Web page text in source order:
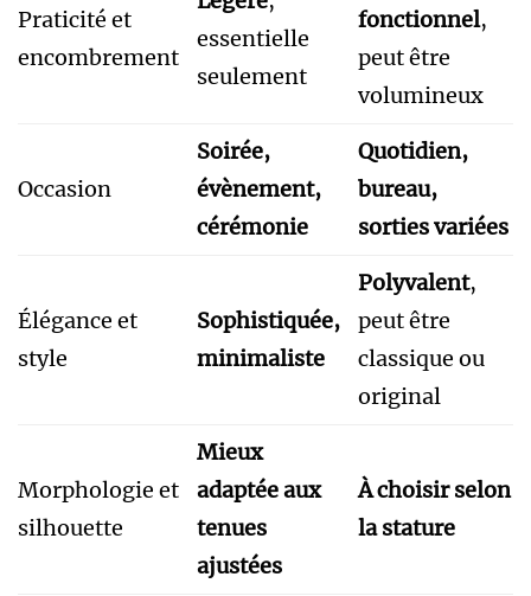
Praticité et
encombrement
essentielle
seulement
fonctionnel,
peut être
volumineux
Occasion
Soirée,
évènement,
cérémonie
Quotidien,
bureau,
sorties variées
Élégance et
style
Sophistiquée,
minimaliste
Polyvalent,
peut être
classique ou
original
Morphologie et
silhouette
Mieux
adaptée aux
tenues
ajustées
À choisir selon
la stature